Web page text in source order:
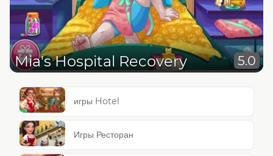
Mia's Hospital Recovery 5.0
игры Hotel
Игры Ресторан